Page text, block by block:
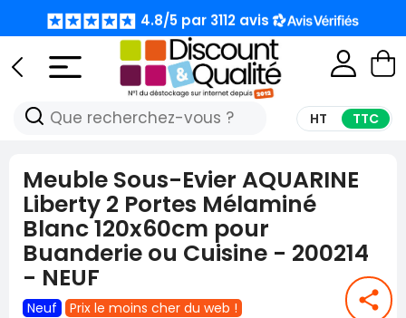
4.8/5 par 3112 avis
🚨 STOOOOOOOOOOOOOOOOP !!! LES PRIX LES
MOINS CHERS DU WEB C'EST ICI🚨
4.8/5 par 3112 avis
share
Meuble Sous-Evier AQUARINE
Liberty 2 Portes Mélaminé
Blanc 120x60cm pour
Buanderie ou Cuisine - 200214
- NEUF
Neuf Prix le moins cher du web !
4.8/5 par 3112 avis
🚨 STOOOOOOOOOOOOOOOOP !!! LES PRIX LES
MOINS CHERS DU WEB C'EST ICI🚨
4.8/5 par 3112 avis HT TTC